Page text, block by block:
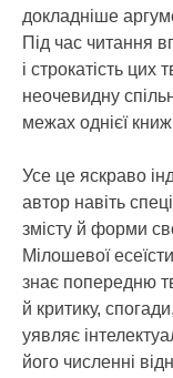
докладніше
Під час читання
і строкатість цих
неочевидну
межах однієї
Усе це яскраво
автор навіть
змісту й форми
Мілошевої
знає попередню
й критику,
уявляє
його численні